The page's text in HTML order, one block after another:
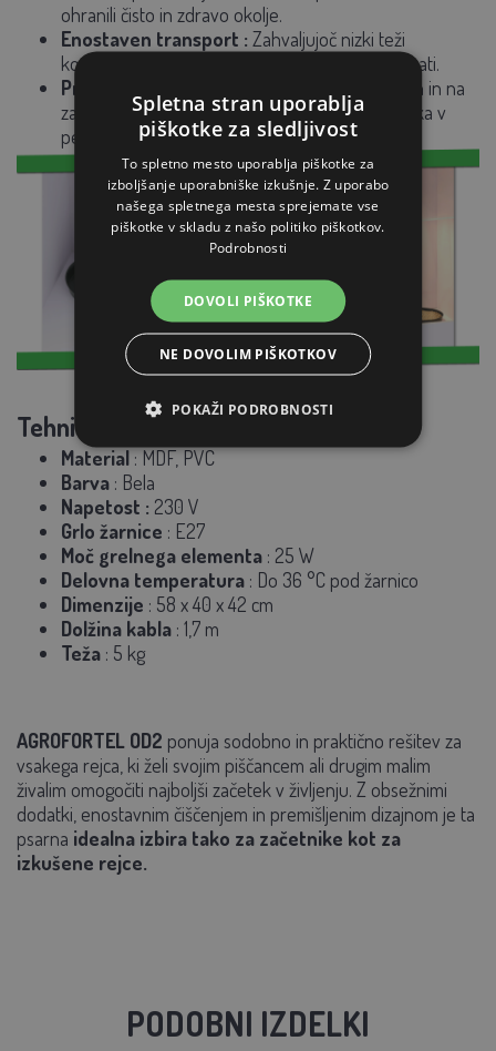
ohranili čisto in zdravo okolje.
Enostaven transport : Zahvaljujoč nizki teži
konstrukcije je otroško sobo enostavno premikati.
Pravilno prezračevanje
Odprtine na straneh in na
zadnji steni zagotavljajo optimalno kroženje zraka v
pesjaku. To je potrebno za zdrav razvoj mladih.
Tehnične specifikacije:
Material : MDF, PVC
Barva : Bela
Napetost : 230 V
Grlo žarnice : E27
Moč grelnega elementa : 25 W
Delovna temperatura : Do 36 °C pod žarnico
Dimenzije : 58 x 40 x 42 cm
Dolžina kabla : 1,7 m
Teža : 5 kg
AGROFORTEL OD2 ponuja sodobno in praktično rešitev za
vsakega rejca, ki želi svojim piščancem ali drugim malim
živalim omogočiti najboljši začetek v življenju. Z obsežnimi
dodatki, enostavnim čiščenjem in premišljenim dizajnom je ta
psarna idealna izbira tako za začetnike kot za
izkušene rejce.
PODOBNI IZDELKI
Spletna stran uporablja
piškotke za sledljivost
To spletno mesto uporablja piškotke za
izboljšanje uporabniške izkušnje. Z uporabo
našega spletnega mesta sprejemate vse
piškotke v skladu z našo politiko piškotkov.
Podrobnosti
DOVOLI PIŠKOTKE
NE DOVOLIM PIŠKOTKOV
POKAŽI PODROBNOSTI